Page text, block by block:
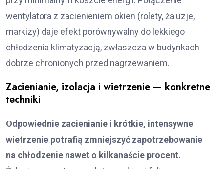
wentylatora z zacienieniem okien (rolety, żaluzje,
markizy) daje efekt porównywalny do lekkiego
chłodzenia klimatyzacją, zwłaszcza w budynkach
dobrze chronionych przed nagrzewaniem.
Zacienianie, izolacja i wietrzenie — konkretne
techniki
Odpowiednie zacienianie i krótkie, intensywne
wietrzenie potrafią zmniejszyć zapotrzebowanie
na chłodzenie nawet o kilkanaście procent.